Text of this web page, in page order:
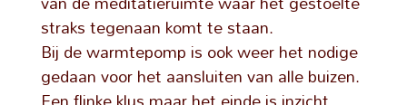
straks tegenaan komt te staan.
Bij de warmtepomp is ook weer het nodige
gedaan voor het aansluiten van alle buizen.